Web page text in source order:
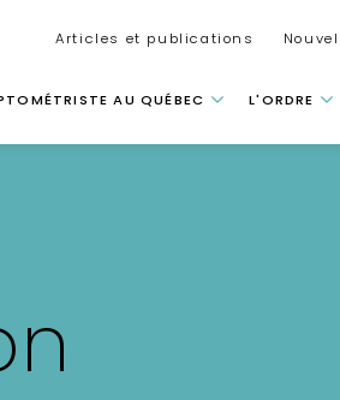
Articles et publications
AU QUÉBEC L'ORDRE